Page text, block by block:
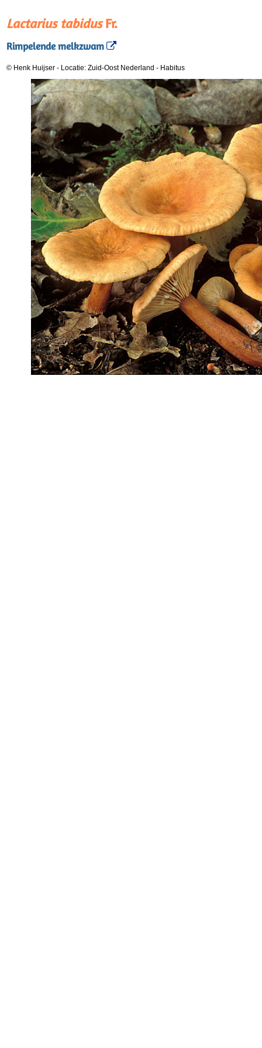
Lactarius tabidusFr.
Rimpelende melkzwam
© Henk Huijser - Locatie: Zuid-Oost Nederland - Habitus